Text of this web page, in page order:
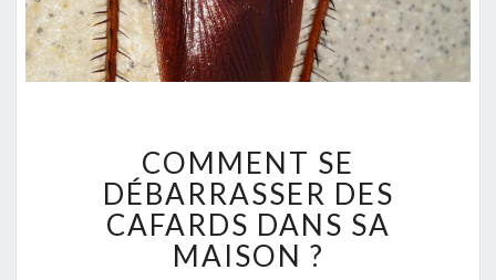
SE
DÉBARRASSER
DES
CAFARDS
DANS
COMMENT SE
DÉBARRASSER DES
CAFARDS DANS SA
MAISON ?